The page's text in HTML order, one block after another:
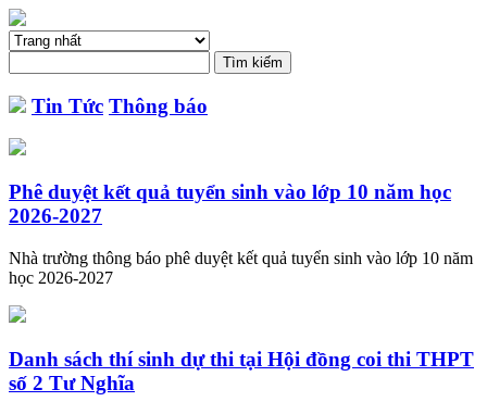
Tin Tức Thông báo
Phê duyệt kết quả tuyển sinh vào lớp 10 năm học
2026-2027
Nhà trường thông báo phê duyệt kết quả tuyển sinh vào lớp 10 năm
học 2026-2027
Danh sách thí sinh dự thi tại Hội đồng coi thi THPT
số 2 Tư Nghĩa